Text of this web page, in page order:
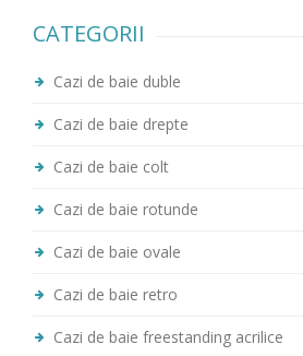
CATEGORII
Cazi de baie duble
Cazi de baie drepte
Cazi de baie colt
Cazi de baie rotunde
Cazi de baie ovale
Cazi de baie retro
Cazi de baie freestanding acrilice